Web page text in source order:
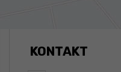
KONTAKT